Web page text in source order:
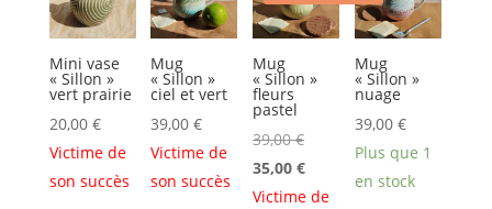
Mini vase
« Sillon »
vert prairie
20,00 €
Victime de
son succès
Mug
« Sillon »
ciel et vert
39,00€
Victime de
son succès
Mug
« Sillon »
fleurs
pastel
39,00€Le
prix
initial
35,00€Le
prix
Victime de
Mug
« Sillon »
nuage
39,00 €
Plus que 1
en stock